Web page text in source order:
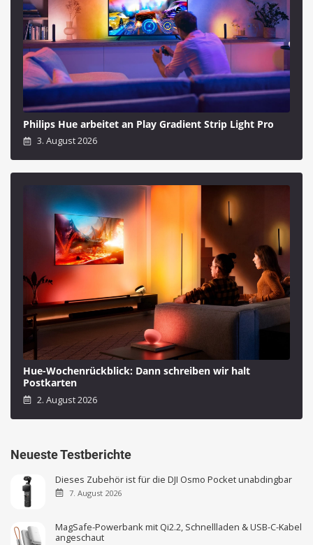
Philips Hue arbeitet an Play Gradient Strip Light Pro
3. August 2026
Hue-Wochenrückblick: Dann schreiben wir halt
Postkarten
2. August 2026
Neueste Testberichte
Dieses Zubehör ist für die DJI Osmo Pocket unabdingbar
7. August 2026
MagSafe-Powerbank mit Qi2.2, Schnellladen & USB-C-Kabel
angeschaut